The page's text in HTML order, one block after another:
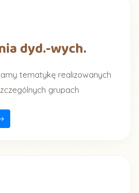
dyd.-wych.
tematykę realizowanych
grupach